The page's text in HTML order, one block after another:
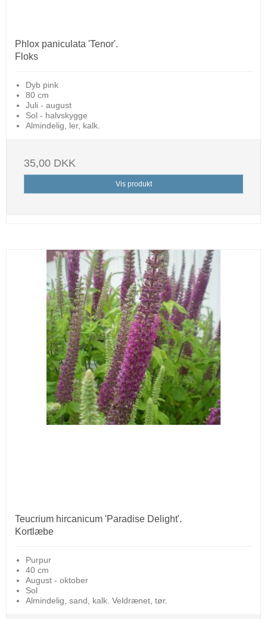
Phlox paniculata 'Tenor'.
Floks
Dyb pink
80 cm
Juli - august
Sol - halvskygge
Almindelig, ler, kalk.
35,00 DKK
Vis produkt
Teucrium hircanicum 'Paradise Delight'.
Kortlæbe
Purpur
40 cm
August - oktober
Sol
Almindelig, sand, kalk. Veldrænet, tør.